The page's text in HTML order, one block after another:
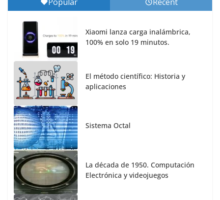
Xiaomi lanza carga inalámbrica,
100% en solo 19 minutos.
El método científico: Historia y
aplicaciones
Sistema Octal
La década de 1950. Computación
Electrónica y videojuegos